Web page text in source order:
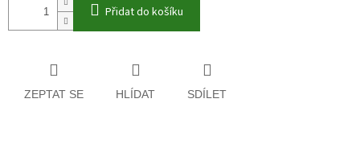
Přidat do košíku
ZEPTAT SE HLÍDAT SDÍLET